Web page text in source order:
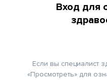
Вход для
Если вы специалист
«Просмотреть» для